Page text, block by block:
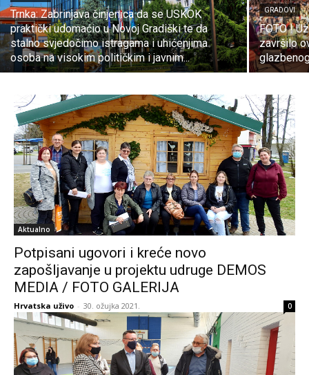
Trnka: Zabrinjava činjenica da se USKOK
praktički udomaćio u Novoj Gradiški te da
stalno svjedočimo istragama i uhićenjima
osoba na visokim političkim i javnim...
GRADOVI
FOTO !
završilo
Aktualno
Potpisani ugovori i kreće novo
zapošljavanje u projektu udruge DEMOS
MEDIA / FOTO GALERIJA
Hrvatska uživo - 30. ožujka 2021. 0